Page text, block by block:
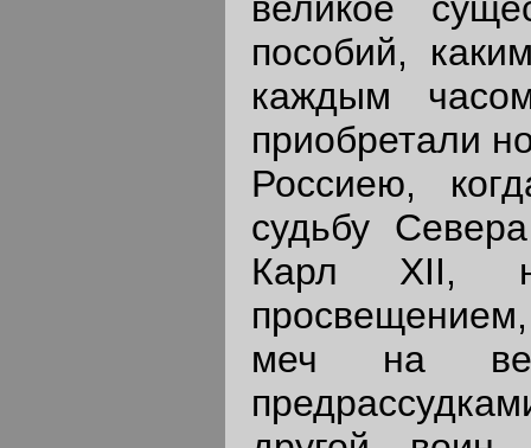
пособий,
каждым
приобретали
Россиею,
судьбу
Карл XII,
меч на